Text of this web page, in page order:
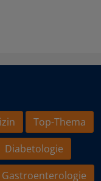
Top-Thema
Diabetologie
Gastroenterologie